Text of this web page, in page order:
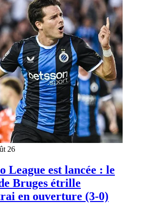
26
League est lancée : le
Bruges étrille
en ouverture (3-0)